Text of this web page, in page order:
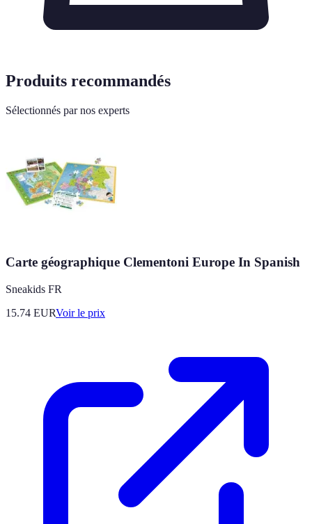
Produits recommandés
Sélectionnés par nos experts
Carte géographique Clementoni Europe In Spanish
Sneakids FR
15.74 EURVoir le prix